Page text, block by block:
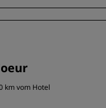
km vom Hotel